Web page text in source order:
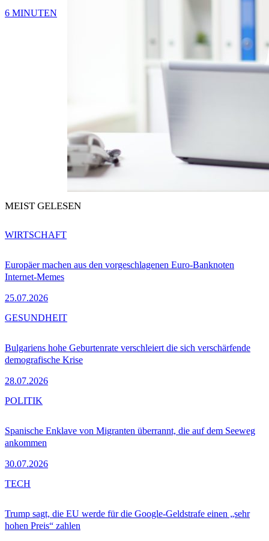
6 MINUTEN
MEIST GELESEN
Europäer machen aus den vorgeschlagenen Euro-Banknoten
Internet-Memes
25.07.2026
WIRTSCHAFT
Bulgariens hohe Geburtenrate verschleiert die sich verschärfende
demografische Krise
28.07.2026
GESUNDHEIT
Spanische Enklave von Migranten überrannt, die auf dem Seeweg
ankommen
30.07.2026
POLITIK
Trump sagt, die EU werde für die Google-Geldstrafe einen „sehr
hohen Preis“ zahlen
TECH